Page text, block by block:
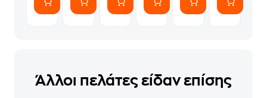
Άλλοι πελάτες είδαν επίσης